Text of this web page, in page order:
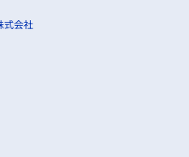
式会社